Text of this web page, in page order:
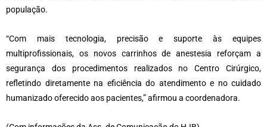
população.
“Com mais tecnologia, precisão e suporte às equipes
multiprofissionais, os novos carrinhos de anestesia reforçam a
segurança dos procedimentos realizados no Centro Cirúrgico,
refletindo diretamente na eficiência do atendimento e no cuidado
humanizado oferecido aos pacientes,” afirmou a coordenadora.